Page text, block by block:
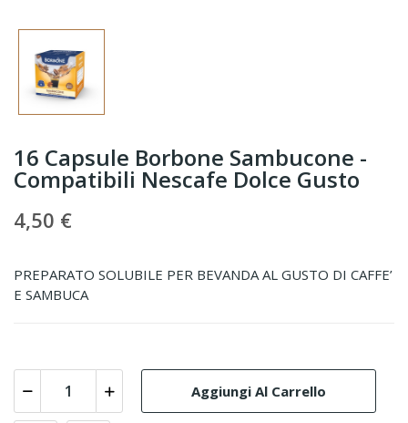
16 Capsule Borbone Sambucone -
Compatibili Nescafe Dolce Gusto
4,50 €
PREPARATO SOLUBILE PER BEVANDA AL GUSTO DI CAFFE’
E SAMBUCA
Aggiungi Al Carrello